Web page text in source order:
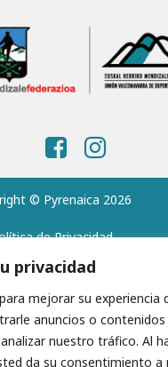
privacidad
mejorar su experiencia
anuncios o contenidos
nuestro tráfico. Al
da su consentimiento a
© Pyrenaica 2026
de Privacidad